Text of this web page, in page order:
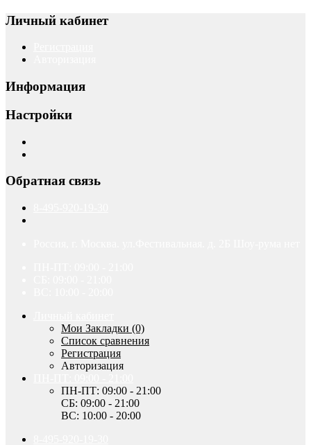
Личный кабинет
Информация
Настройки
Обратная связь
Мои Закладки (0)
Список сравнения
Регистрация
Авторизация
ПН-ПТ: 09:00 - 21:00
СБ: 09:00 - 21:00
ВС: 10:00 - 20:00